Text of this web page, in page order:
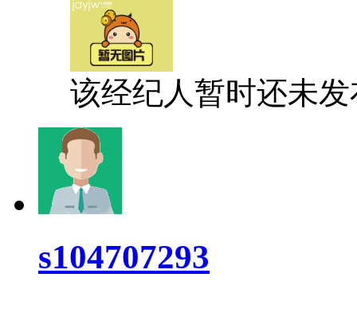
该经纪人暂时还未
s104707293